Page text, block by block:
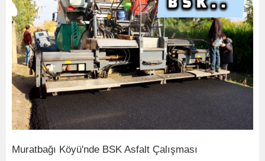
Muratbağı Köyü'nde BSK Asfalt Çalışması